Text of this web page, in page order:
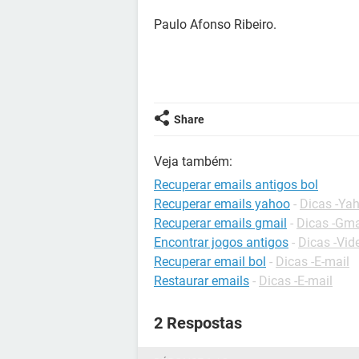
Paulo Afonso Ribeiro.
Share
Veja também:
Recuperar emails antigos bol
Recuperar emails yahoo - Dicas -
Recuperar emails gmail - Dicas -
Encontrar jogos antigos - Dicas -
Recuperar email bol - Dicas -E-mail
Restaurar emails - Dicas -E-mail
2 Respostas